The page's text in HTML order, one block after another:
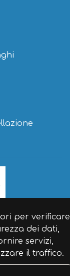
per verificare
dei dati,
servizi,
il traffico.
2024. Sito